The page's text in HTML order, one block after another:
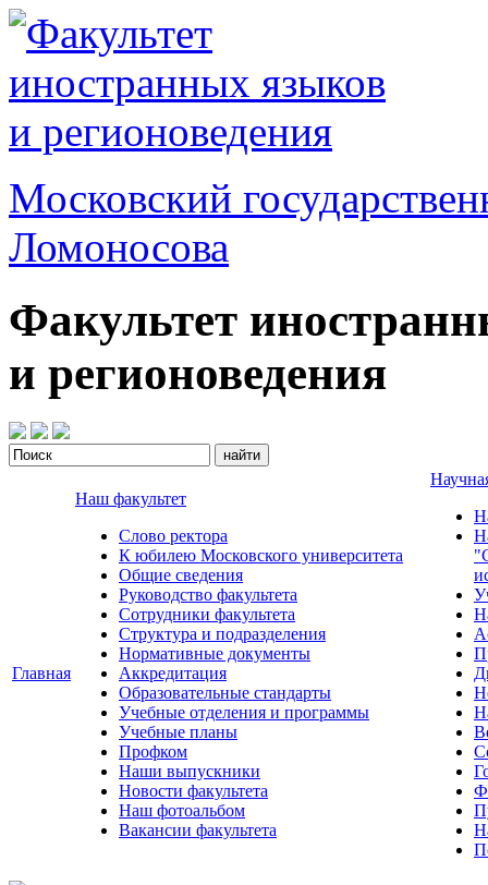
Московский
Ломоносова
Факультет
и регионоведения
Главная
Наш факультет
Слово ректора
К юбилею Московского университета
Общие сведения
Руководство факультета
Сотрудники факультета
Структура и подразделения
Нормативные документы
Аккредитация
Образовательные стандарты
Учебные отделения и программы
Учебные планы
Профком
Наши выпускники
Новости факультета
Наш фотоальбом
Вакансии факультета